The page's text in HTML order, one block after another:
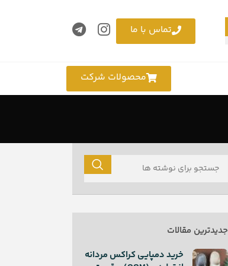
تماس با ما
محصولات شرکت
جدیدترین مقالات
خرید دمپایی کراکس مردانه